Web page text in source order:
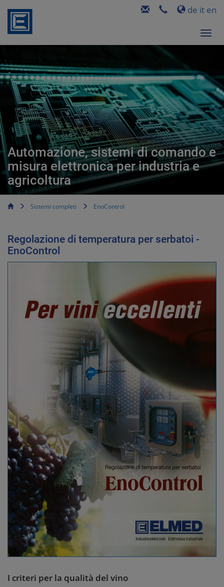
de it en
Automazione, sistemi di comando e
misura elettronica per industria e
agricoltura
Sistemi completi EnoControl
Regolazione di temperatura per serbatoi -
EnoControl
I criteri per la qualità del vino